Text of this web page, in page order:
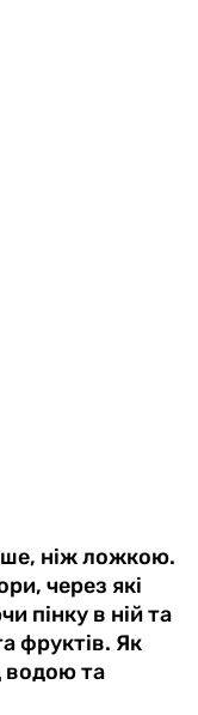
ніж ложкою.
через які
пінку в ній та
фруктів. Як
водою та